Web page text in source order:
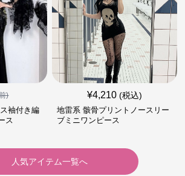
)
袖付き編
ス
¥4,210 (税込)
地雷系 骸骨プリントノースリー
ブミニワンピース
人気アイテム一覧へ